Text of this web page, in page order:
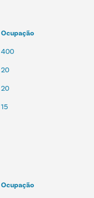
Ocupação
400
20
20
15
Ocupação